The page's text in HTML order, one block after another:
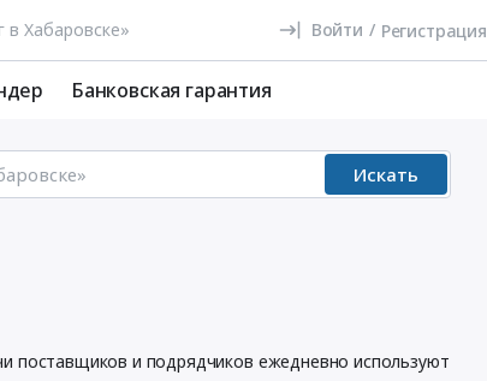
Войти / Регистрация
Банковская гарантия
Искать
поставщиков и подрядчиков ежедневно используют